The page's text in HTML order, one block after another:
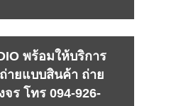
พร้อมให้บริการ
ายแบบสินค้า ถ่าย
จร โทร 094-926-